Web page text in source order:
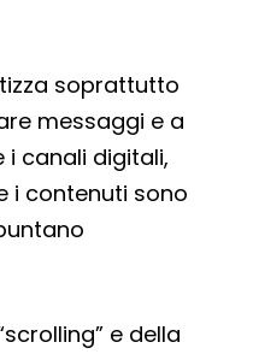
soprattutto
messaggi e a
canali digitali,
i contenuti sono
e della